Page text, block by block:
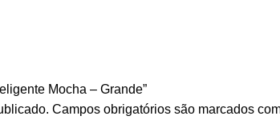
Mocha – Grande”
Campos obrigatórios são marcados